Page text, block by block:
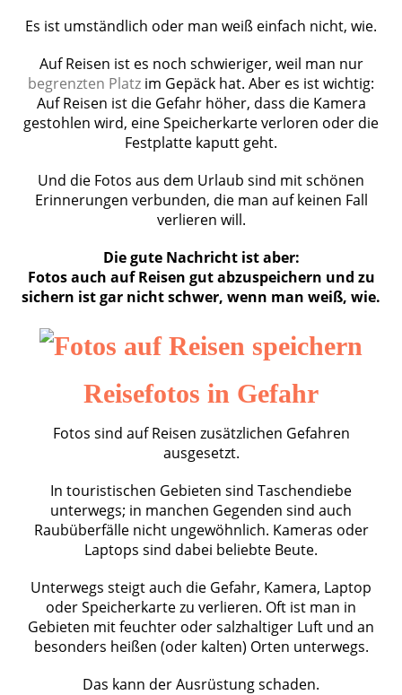
Es ist umständlich oder man weiß einfach nicht, wie.
Auf Reisen ist es noch schwieriger, weil man nur
begrenzten Platz im Gepäck hat. Aber es ist wichtig:
Auf Reisen ist die Gefahr höher, dass die Kamera
gestohlen wird, eine Speicherkarte verloren oder die
Festplatte kaputt geht.
Und die Fotos aus dem Urlaub sind mit schönen
Erinnerungen verbunden, die man auf keinen Fall
verlieren will.
Die gute Nachricht ist aber:
Fotos auch auf Reisen gut abzuspeichern und zu
sichern ist gar nicht schwer, wenn man weiß, wie.
Reisefotos in Gefahr
Fotos sind auf Reisen zusätzlichen Gefahren
ausgesetzt.
In touristischen Gebieten sind Taschendiebe
unterwegs; in manchen Gegenden sind auch
Raubüberfälle nicht ungewöhnlich. Kameras oder
Laptops sind dabei beliebte Beute.
Unterwegs steigt auch die Gefahr, Kamera, Laptop
oder Speicherkarte zu verlieren. Oft ist man in
Gebieten mit feuchter oder salzhaltiger Luft und an
besonders heißen (oder kalten) Orten unterwegs.
Das kann der Ausrüstung schaden.